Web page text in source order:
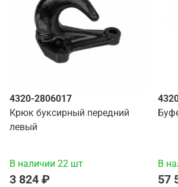
4320-2806017
Крюк буксирный передний
левый
В наличии 22 шт
3 824 ₽
В
57